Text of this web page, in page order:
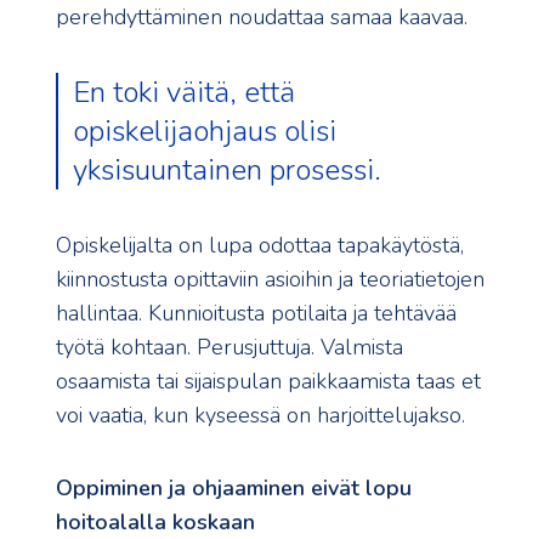
perehdyttäminen noudattaa samaa kaavaa.
En toki väitä, että
opiskelijaohjaus olisi
yksisuuntainen prosessi.
Opiskelijalta on lupa odottaa tapakäytöstä,
kiinnostusta opittaviin asioihin ja teoriatietojen
hallintaa. Kunnioitusta potilaita ja tehtävää
työtä kohtaan. Perusjuttuja. Valmista
osaamista tai sijaispulan paikkaamista taas et
voi vaatia, kun kyseessä on harjoittelujakso.
Oppiminen ja ohjaaminen eivät lopu
hoitoalalla koskaan